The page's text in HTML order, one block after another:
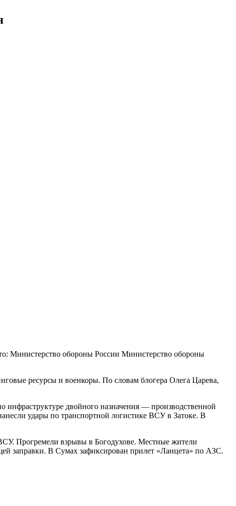
Министерство обороны России Министерство обороны
ресурсы и военкоры. По словам блогера Олега Царева,
двойного назначения — производственной
удары по транспортной логистике ВСУ в Затоке. В
Прогремели взрывы в Богодухове. Местные жители
заправки. В Сумах зафиксирован прилет «Ланцета» по АЗС.